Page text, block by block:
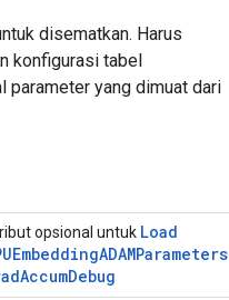
disematkan. Harus
konfigurasi tabel
parameter yang dimuat dari
opsional untuk Load
ADAMParameters
AccumDebug